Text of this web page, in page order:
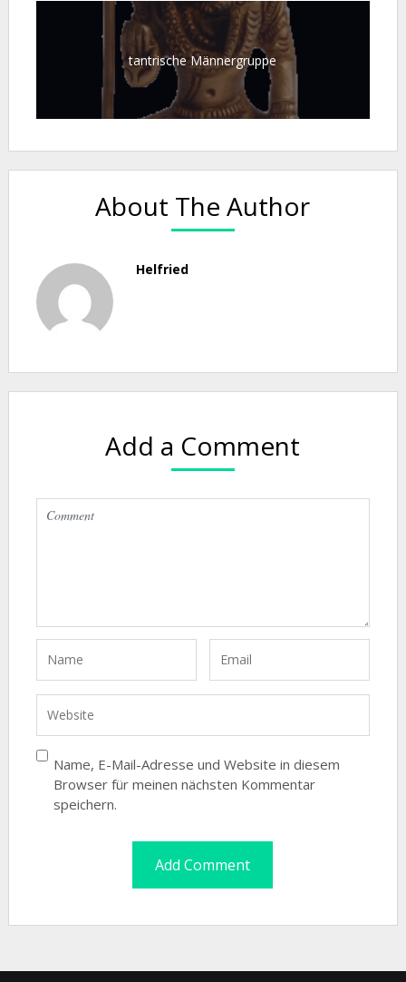
tantrische Männergruppe
About The Author
Helfried
Add a Comment
Name, E-Mail-Adresse und Website in diesem
Browser für meinen nächsten Kommentar
speichern.